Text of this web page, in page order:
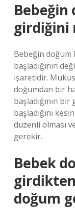
Bebeğin
girdiğini
Bebeğin doğum
başladığının
işaretidir. Mukus
doğumdan bir
başladığının
başladığını
düzenli olması
gerekir.
Bebek
doğum